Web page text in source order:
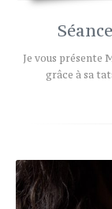
Je vous présente
grâce à sa